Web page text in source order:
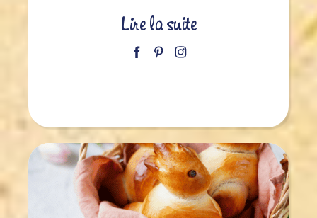
Lire la suite